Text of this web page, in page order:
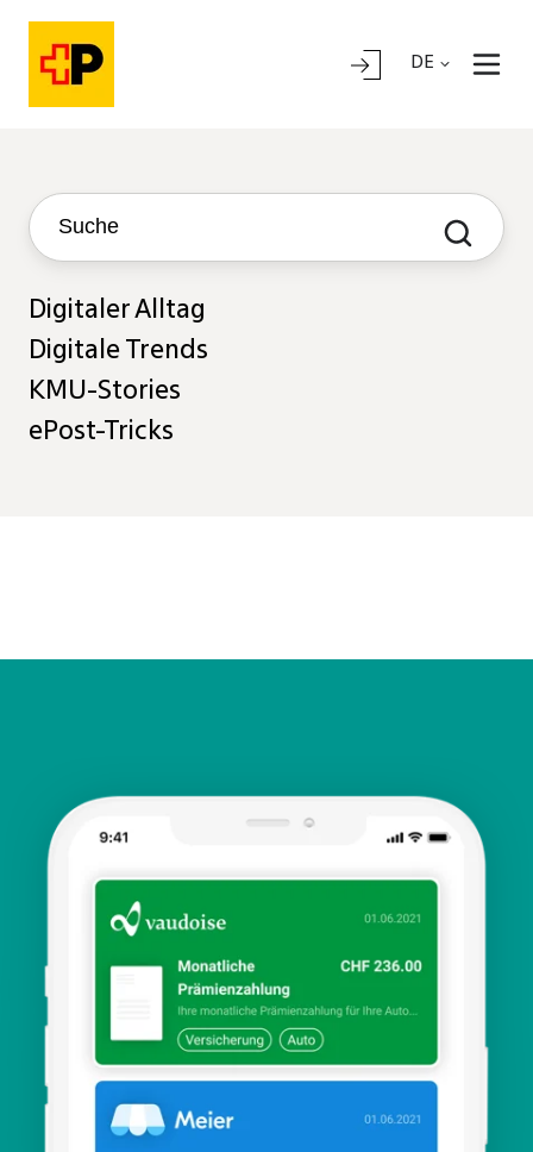
DE
Digitaler Alltag
Digitale Trends
KMU-Stories
ePost-Tricks